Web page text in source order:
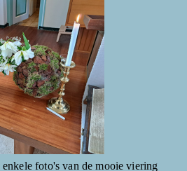
foto's van de mooie viering